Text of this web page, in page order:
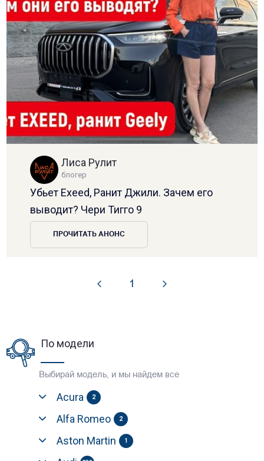
Лиса Рулит
блогер
Убьет Exeed, Ранит Джили. Зачем его
выводит? Чери Тигго 9
ПРОЧИТАТЬ АНОНС
1
По модели
Выбирай модель, и мы найдем все
Acura 2
Alfa Romeo 2
Aston Martin 1